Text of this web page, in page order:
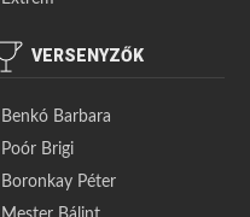
VERSENYZŐK
Benkó Barbara
Poór Brigi
Boronkay Péter